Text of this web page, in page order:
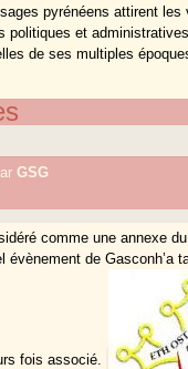
pyrénéens attirent
politiques et
de ses multiples
GSG
comme une annexe
évènement de Gasconh’a
fois associé.